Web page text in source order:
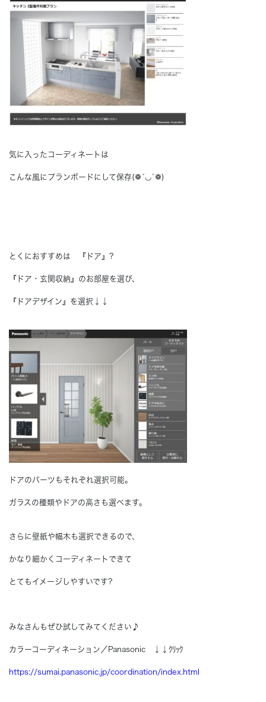
気に入ったコーディネートは
こんな風にプランボードにして保存(❁´◡`❁)
とくにおすすめは 『ドア』?
『ドア・玄関収納』のお部屋を選び、
『ドアデザイン』を選択↓↓
ドアのパーツもそれぞれ選択可能。
ガラスの種類やドアの高さも選べます。
さらに壁紙や幅木も選択できるので、
かなり細かくコーディネートできて
とてもイメージしやすいです?
みなさんもぜひ試してみてください♪
カラーコーディネーション／Panasonic ↓↓ｸﾘｯｸ
https://sumai.panasonic.jp/coordination/index.html